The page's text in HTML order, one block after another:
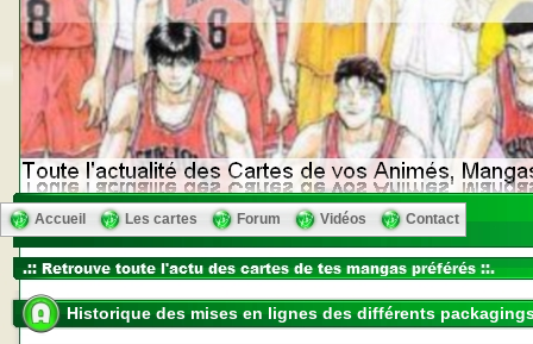
Accueil Les cartes Forum Vidéos Contact
Historique des mises en lignes des différents